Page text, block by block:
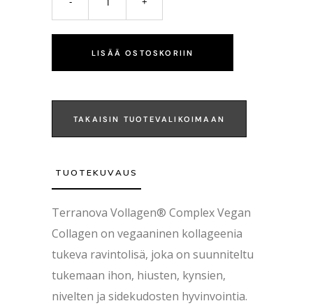
LISÄÄ OSTOSKORIIN
TAKAISIN TUOTEVALIKOIMAAN
TUOTEKUVAUS
Terranova Vollagen® Complex Vegan
Collagen on vegaaninen kollageenia
tukeva ravintolisä, joka on suunniteltu
tukemaan ihon, hiusten, kynsien,
nivelten ja sidekudosten hyvinvointia.